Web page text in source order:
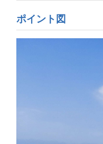
ポイント図